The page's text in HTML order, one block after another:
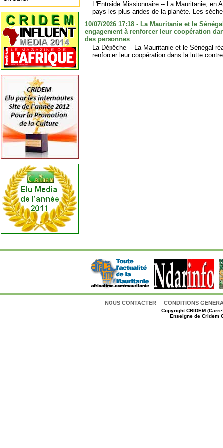
L'Entraide Missionnaire -- La Mauritanie, en
pays les plus arides de la planète. Les
10/07/2026 17:18 - La Mauritanie et le
engagement à renforcer leur coopération
des personnes
La Dépêche -- La Mauritanie et le Sénégal
renforcer leur coopération dans la lutte
NOUS CONTACTER CONDITIONS
CopyrightCRIDEM
Enseigne de Cridem